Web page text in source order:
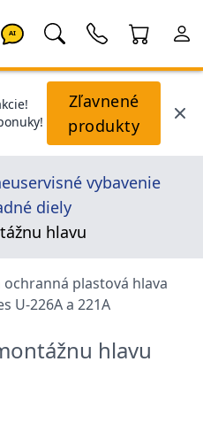
AI
Zľavnené
produkty
vybavenie
diely
hlavu
hlavu